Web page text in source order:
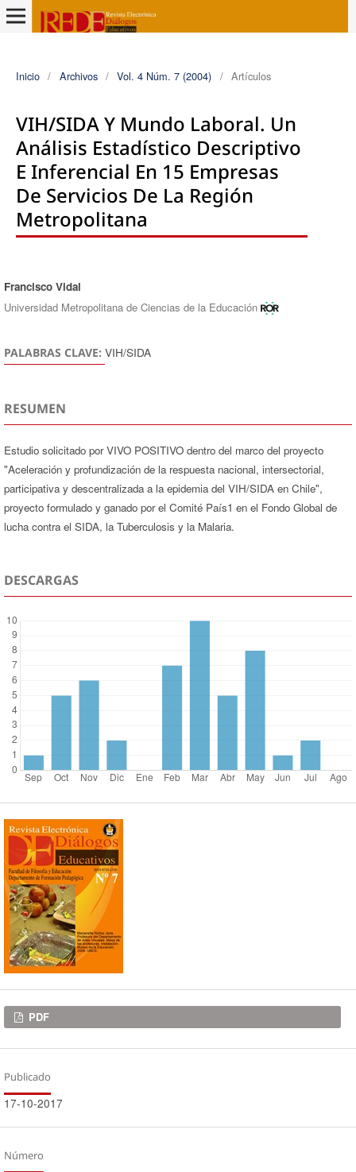
Inicio / Archivos / Vol. 4 Núm. 7 (2004) / Artículos
VIH/SIDA Y Mundo Laboral. Un
Análisis Estadístico Descriptivo
E Inferencial En 15 Empresas
De Servicios De La Región
Metropolitana
Autores/as
Francisco Vidal
Universidad Metropolitana de Ciencias de la Educación
PALABRAS CLAVE: VIH/SIDA
RESUMEN
Estudio solicitado por VIVO POSITIVO dentro del marco del proyecto
"Aceleración y profundización de la respuesta nacional, intersectorial,
participativa y descentralizada a la epidemia del VIH/SIDA en Chile",
proyecto formulado y ganado por el Comité País1 en el Fondo Global de
lucha contra el SIDA, la Tuberculosis y la Malaria.
DESCARGAS
Descargas
PDF
Publicado
17-10-2017
Número